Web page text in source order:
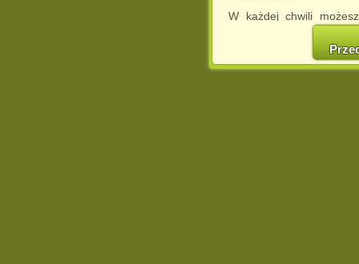
W każdej chwili
cookies w swojej
w naszej
http://chomikuj.pl/